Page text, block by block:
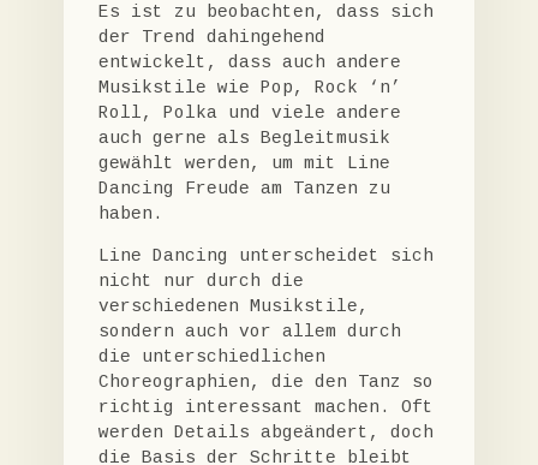
Es ist zu beobachten, dass sich
der Trend dahingehend
entwickelt, dass auch andere
Musikstile wie Pop, Rock ‘n’
Roll, Polka und viele andere
auch gerne als Begleitmusik
gewählt werden, um mit Line
Dancing Freude am Tanzen zu
haben.
Line Dancing unterscheidet sich
nicht nur durch die
verschiedenen Musikstile,
sondern auch vor allem durch
die unterschiedlichen
Choreographien, die den Tanz so
richtig interessant machen. Oft
werden Details abgeändert, doch
die Basis der Schritte bleibt